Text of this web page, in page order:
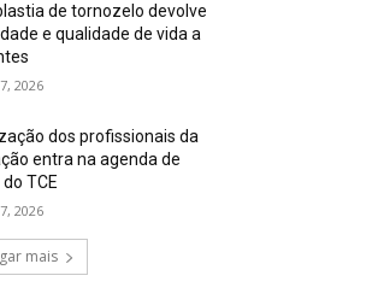
de tornozelo devolve
e qualidade de vida a
2026
dos profissionais da
entra na agenda de
TCE
2026
mais